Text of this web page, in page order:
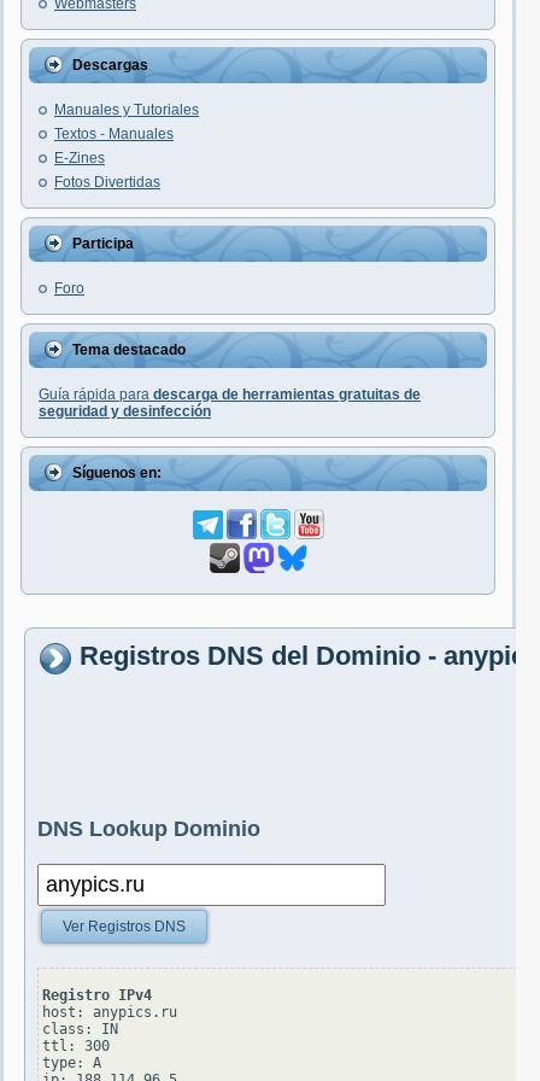
Webmasters
Descargas
Manuales y Tutoriales
Textos - Manuales
E-Zines
Fotos Divertidas
Participa
Foro
Tema destacado
Guía rápida para descarga de herramientas gratuitas de
seguridad y desinfección
Síguenos en:
Registros DNS del Dominio -
DNS Lookup Dominio
Ver Registros DNS
Registro IPv4
host: anypics.ru
class: IN
ttl: 300
type: A